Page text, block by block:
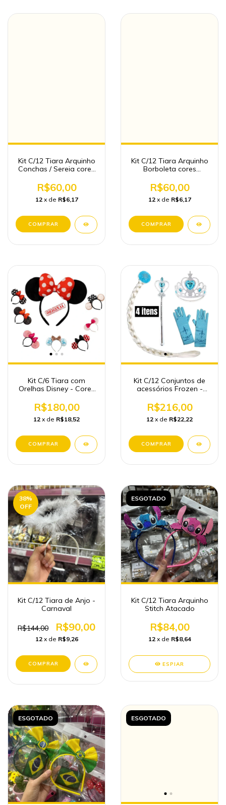
Kit C/12 Tiara Arquinho
Conchas / Sereia cores
R$60,00
12 x de R$6,17
Kit C/12 Tiara Arquinho
Borboleta cores
R$60,00
12 x de R$6,17
Kit C/6 Tiara com
Orelhas Disney - Cores
R$180,00
12 x de R$18,52
Kit C/12 Conjuntos de
acessórios Frozen -
R$216,00
12 x de R$22,22
38%
OFF
Kit C/12 Tiara de Anjo -
Carnaval
R$144,00 R$90,00
12 x de R$9,26
ESGOTADO
Kit C/12 Tiara Arquinho
Stitch Atacado
R$84,00
12 x de R$8,64
ESPIAR
ESGOTADO ESGOTADO